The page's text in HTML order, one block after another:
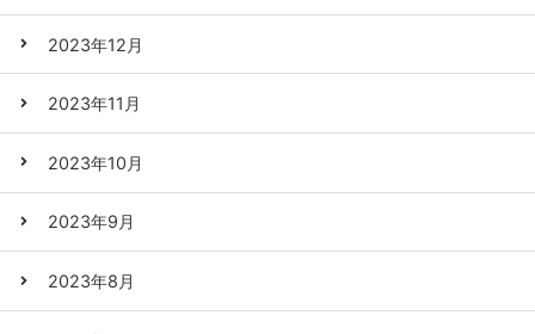
2023年12月
2023年11月
2023年10月
2023年9月
2023年8月